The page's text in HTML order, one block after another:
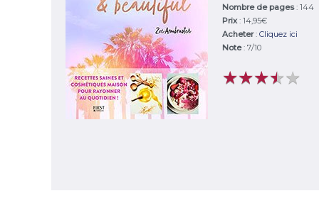
Nombre de pages: 144
Prix: 14,95€
Acheter: Cliquez ici
Note: 7/10
★★★★★
★★★★★